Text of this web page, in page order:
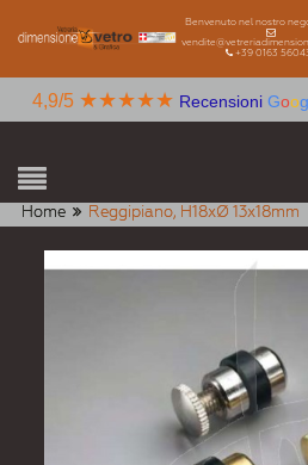
Benvenuto nel nostro
+39 0163
4,9/5 ★★★★★ Recensioni Goog
Home Reggipiano, H18xØ 13x18mm